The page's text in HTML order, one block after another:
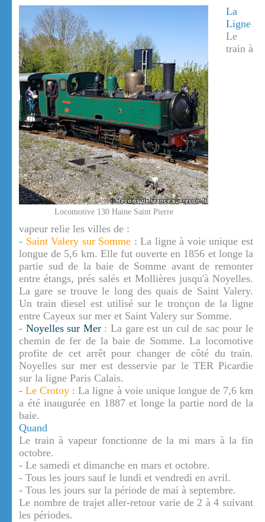
Locomotive 130 Haine Saint Pierre
La
Ligne
Le
train à
vapeur relie les villes de :
- Saint Valery sur Somme : La ligne à voie unique est
longue de 5,6 km. Elle fut ouverte en 1856 et longe la
partie sud de la baie de Somme avant de remonter
entre étangs, prés salés et Mollières jusqu'à Noyelles.
La gare se trouve le long des quais de Saint Valery.
Un train diesel est utilisé sur le tronçon de la ligne
entre Cayeux sur mer et Saint Valery sur Somme.
- Noyelles sur Mer: La gare est un cul de sac pour le
chemin de fer de la baie de Somme. La locomotive
profite de cet arrêt pour changer de côté du train.
Noyelles sur mer est desservie par le TER Picardie
sur la ligne Paris Calais.
-Le Crotoy : La ligne à voie unique longue de 7,6 km
a été inaugurée en 1887 et longe la partie nord de la
baie.
Quand
Le train à vapeur fonctionne de la mi mars à la fin
octobre.
- Le samedi et dimanche en mars et octobre.
- Tous les jours sauf le lundi et vendredi en avril.
- Tous les jours sur la période de mai à septembre.
Le nombre de trajet aller-retour varie de 2 à 4 suivant
les périodes.